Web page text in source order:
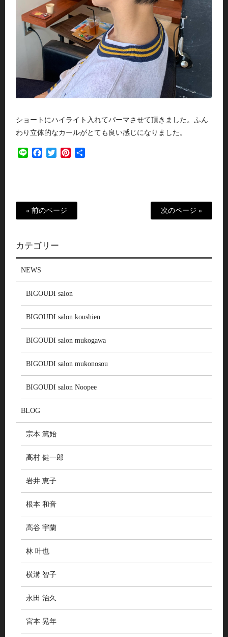
ショートにハイライト入れてパーマさせて頂きました。ふん
わり立体的なカールがとても良い感じになりました。
Line FacebookTwitterPinterest
« 前のページ 次のページ »
カテゴリー
NEWS
BIGOUDI salon
BIGOUDI salon koushien
BIGOUDI salon mukogawa
BIGOUDI salon mukonosou
BIGOUDI salon Noopee
BLOG
宗本 篤始
高村 健一郎
岩井 恵子
根本 和音
高谷 宇蘭
林 叶也
横溝 智子
永田 治久
宮本 晃年